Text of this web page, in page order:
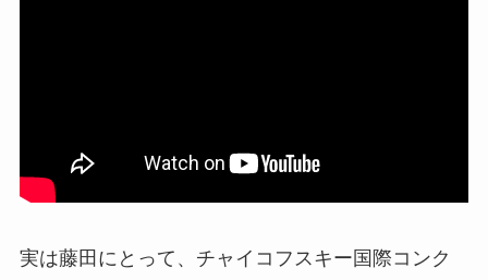
実は藤田にとって、チャイコフスキー国際コンク